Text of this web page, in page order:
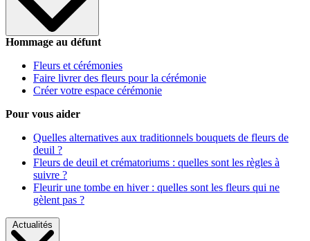
Hommage au défunt
Fleurs et cérémonies
Faire livrer des fleurs pour la cérémonie
Créer votre espace cérémonie
Pour vous aider
Quelles alternatives aux traditionnels bouquets de fleurs de
deuil ?
Fleurs de deuil et crématoriums : quelles sont les règles à
suivre ?
Fleurir une tombe en hiver : quelles sont les fleurs qui ne
gèlent pas ?
Actualités